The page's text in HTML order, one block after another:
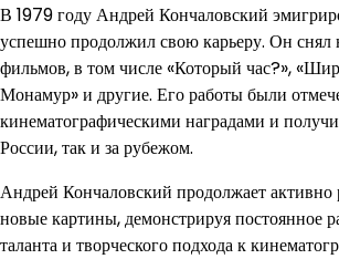
В 1979 году Андрей Кончаловский
успешно продолжил свою карьеру. Он снял
фильмов, в том числе «Который час?»,
Монамур» и другие. Его работы были
кинематографическими наградами и
России, так и за рубежом.
Андрей Кончаловский продолжает активно
новые картины, демонстрируя постоянное
таланта и творческого подхода к